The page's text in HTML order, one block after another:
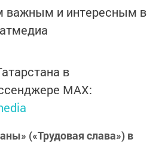
важным и интересным в
в
MАХ:
(«Трудовая слава») в